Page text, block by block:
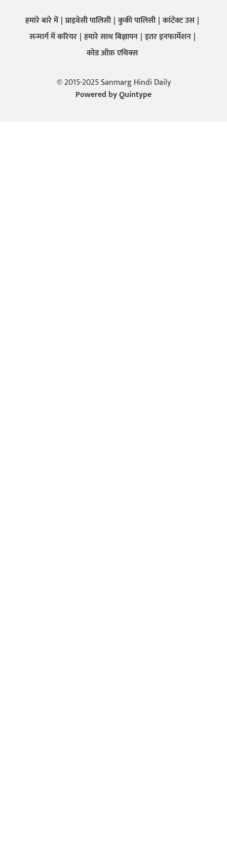
हमारे बारे में प्राइवेसी पालिसी कुकी पालिसी कांटेक्ट उस
सन्मार्ग में करियर हमारे साथ बिज्ञापन इतर इनफार्मेशन
कोड ऑफ़ एथिक्स
© 2015-2025 Sanmarg Hindi Daily
Powered byQuintype